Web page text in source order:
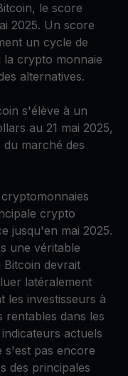
le score
2025. Un score
un cycle de
la crypto monnaie
alternatives.
s'élève à un
au 21 mai 2025,
marché des
crypto
jusqu'en mai 2025.
une véritable
devrait
latéralement
les investisseurs à
dans les
actuels
s'est pas encore
des principales